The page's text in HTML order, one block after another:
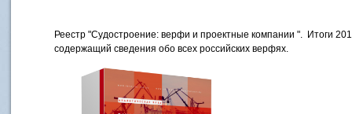
Реестр "Судостроение: верфи и проектные компании ". Итоги
содержащий сведения обо всех российских верфях.